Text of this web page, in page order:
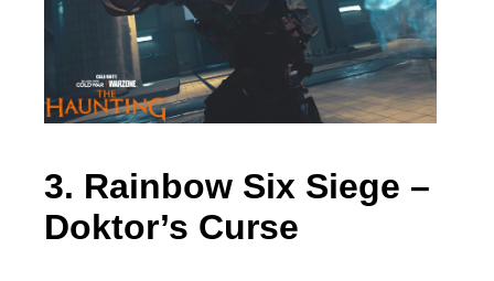
3. Rainbow Six Siege –
Doktor’s Curse